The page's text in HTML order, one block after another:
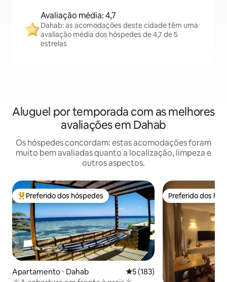
Avaliação média: 4,7
Dahab: as acomodações deste cidade têm uma
avaliação média dos hóspedes de 4,7 de 5
estrelas
Aluguel por temporada com as melhores
avaliações em Dahab
Os hóspedes concordam: estas acomodações foram
muito bem avaliadas quanto a localização, limpeza e
outros aspectos.
Entre os melhores preferidos dos hóspedes
Preferido dos hóspedes
Apartamento ⋅ Dahab 5 de uma avaliação média de
5 (183)
Preferido dos
Preferido dos